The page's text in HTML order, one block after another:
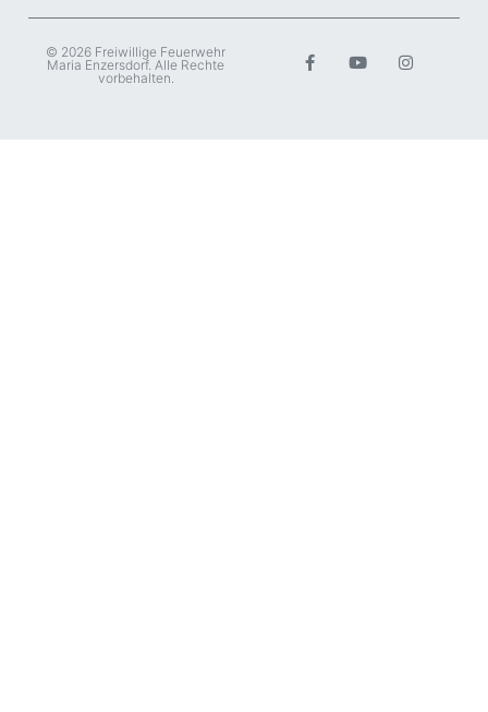
© 2026 Freiwillige Feuerwehr
Maria Enzersdorf. Alle Rechte
vorbehalten.